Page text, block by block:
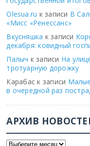
Olesua.ru к записи В
«Мисс «Ренессанс»
Вкусняшка к записи
декабря: ковидный
Палыч к записи На
тротуарную дорожку
Карабас к записи
в очередной раз
АРХИВ